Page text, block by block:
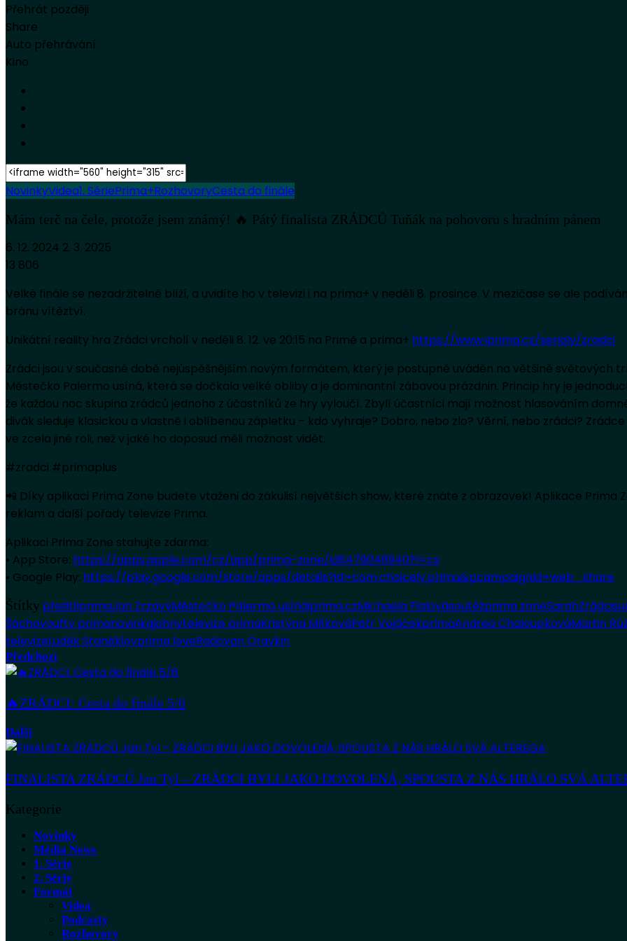
Přehrát později
Share
Auto přehrávání
Kino
NovinkyVidea1. SériePrima+RozhovoryCesta do finále
Mám terč na čele, protože jsem známý! 🔥 Pátý finalista ZRÁDCŮ Tuňák na pohovoru s hradním pánem
6. 12. 2024 2. 3. 2025
13 806
Velké finále se nezadržitelně blíží, a uvidíte ho v televizi i na prima+ v neděli 8. prosince. V mezičase se ale
bránu vítěztví.
Unikátní reality hra Zrádci vrcholí v neděli 8. 12. ve 20:15 na Primě a prima+ https://www.iprima.cz/serialy/zradci
Zrádci jsou v současné době nejúspěšnějším novým formátem, který je postupně uváděn na většině světových
Městečko Palermo usíná, která se dočkala velké obliby a je dominantní zábavou prázdnin. Princip hry je
že každou noc skupina zrádců jednoho z účastníků ze hry vyloučí. Zbylí účastníci mají možnost hlasováním
divák sleduje klasickou a vlastně i oblíbenou zápletku – kdo vyhraje? Dobro, nebo zlo? Věrní, nebo zrádci?
ve zcela jiné roli, než v jaké ho doposud měli možnost vidět.
#zradci #primaplus
📲 Díky aplikaci Prima Zone budete vtaženi do zákulisí největších show, které znáte z obrazovek! Aplikace Prima
reklam a další pořady televize Prima.
Aplikaci Prima Zone stahujte zdarma:
• App Store: https://apps.apple.com/cz/app/prima-zone/id6479046940?l=cs
• Google Play: https://play.google.com/store/apps/details?id=com.choicely.prima&pcampaignid=web_share
Štítky přežitíiprimaJan ZrzavýMěstečko Palermo usínáiprima.czMichaela Fialovásoutěžprima zoneSarahZrádci
Šáchovouftv primanovinkajohnytelevize primaKristýna MlíkováPetr VojáčekprimaAndrea ChaloupkováMartin
televizeLuděk Staněklovprima loveRadovan Oravkin
Předchozí
🔥ZRÁDCI: Cesta do finále 5/6
Další
FINALISTA ZRÁDCŮ Jan Tyl – ZRÁDCI BYLI JAKO DOVOLENÁ, SPOUSTA Z NÁS HRÁLO SVÁ
Kategorie
Novinky
Média News
1. Série
2. Série
Formát
Videa
Podcasty
Rozhovory